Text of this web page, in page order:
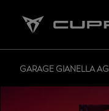
GARAGE GIANELLA AG